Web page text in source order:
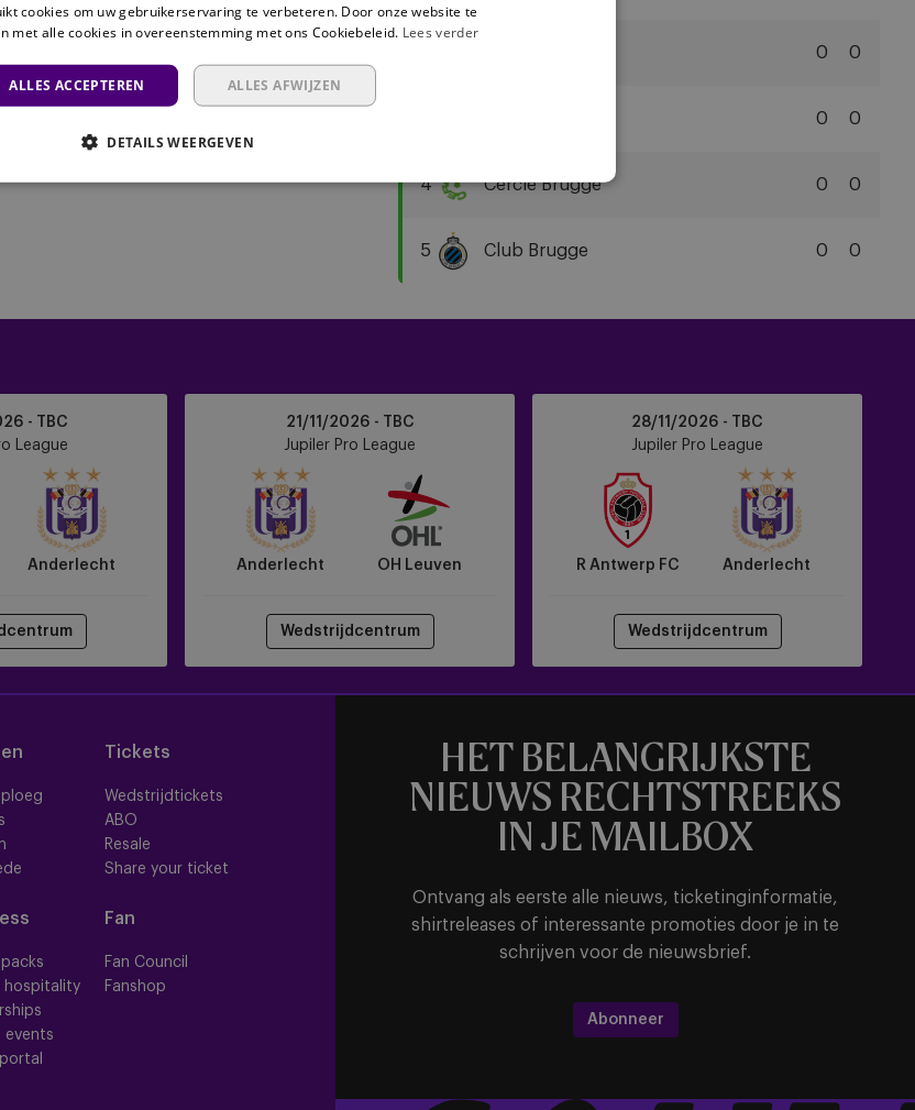
RSC
Anderlecht
0 0
0 0
4
Brugge
KSV
Cercle Brugge 0 0
5
Club Brugge 0 0
- TBC
League
Anderlecht
21/11/2026 - TBC
Jupiler Pro League
Anderlecht OH Leuven
Wedstrijdcentrum
Anderlecht
28/11/2026 - TBC
Jupiler Pro League
R Antwerp FC Anderlecht
Wedstrijdcentrum
ploeg
Tickets
Wedstrijdtickets
ABO
Resale
Share your ticket
hospitality
events
Fan
Fan Council
Fanshop
HET BELANGRIJKSTE
NIEUWS RECHTSTREEKS
IN JE MAILBOX
Ontvang als eerste alle nieuws, ticketinginformatie,
shirtreleases of interessante promoties door je in te
schrijven voor de nieuwsbrief.
Abonneer
cookies om uw gebruikerservaring te verbeteren. Door onze website te
met alle cookies in overeenstemming met ons Cookiebeleid. Lees verder
ALLES ACCEPTEREN ALLES AFWIJZEN
DETAILS WEERGEVEN